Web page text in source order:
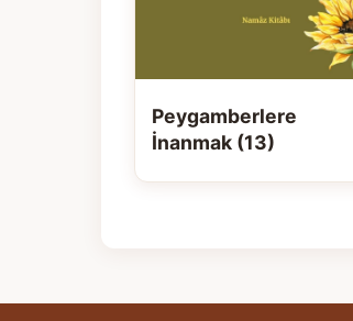
Peygamberlere
İnanmak (13)